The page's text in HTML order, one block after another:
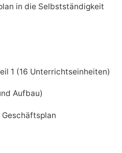
in die Selbstständigkeit
1 (16 Unterrichtseinheiten)
Aufbau)